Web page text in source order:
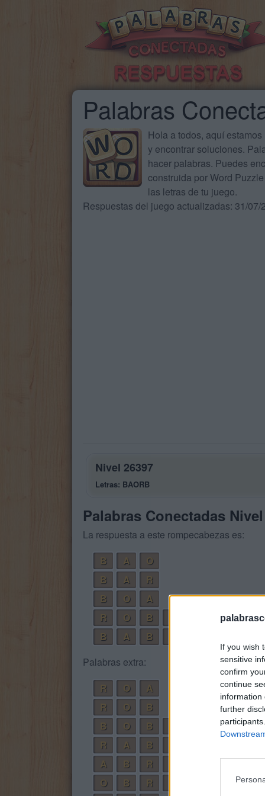
If you wish
sensitive
confirm
continue
information
further
Palabras
Hola a todos, aquí
y encontrar soluciones.
hacer palabras. Puedes
construida por Word
las letras de tu juego.
Respuestas del juego actualizadas: 31/07/
Nivel 26397
Letras: BAORB
Palabras Conectadas
La respuesta a este rompecabezas es:
B
A
O
B
A
R
B
O
A
R
O B
B
A B
Palabras extra:
R
O
A
R
O
B
B
O B
R
A B
A
B R
O
B R